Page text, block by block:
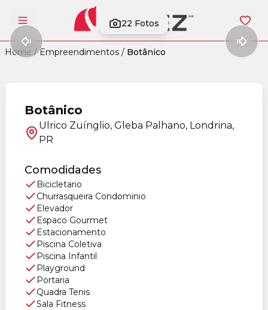
Abrir menu 22 Fotos
Home / Empreendimentos / Botânico
Botânico
Ulrico Zuínglio, Gleba Palhano, Londrina,
PR
Comodidades
Bicicletario
Churrasqueira Condominio
Elevador
Espaco Gourmet
Estacionamento
Piscina Coletiva
Piscina Infantil
Playground
Portaria
Quadra Tenis
Sala Fitness